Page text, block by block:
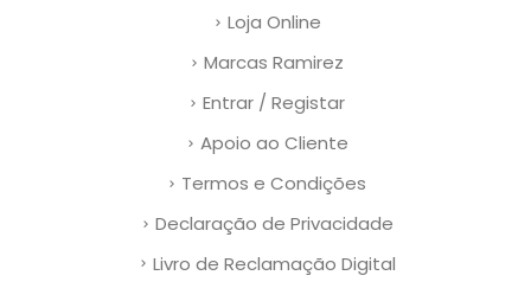
Loja Online
Marcas Ramirez
Entrar / Registar
Apoio ao Cliente
Termos e Condições
Declaração de Privacidade
Livro de Reclamação Digital